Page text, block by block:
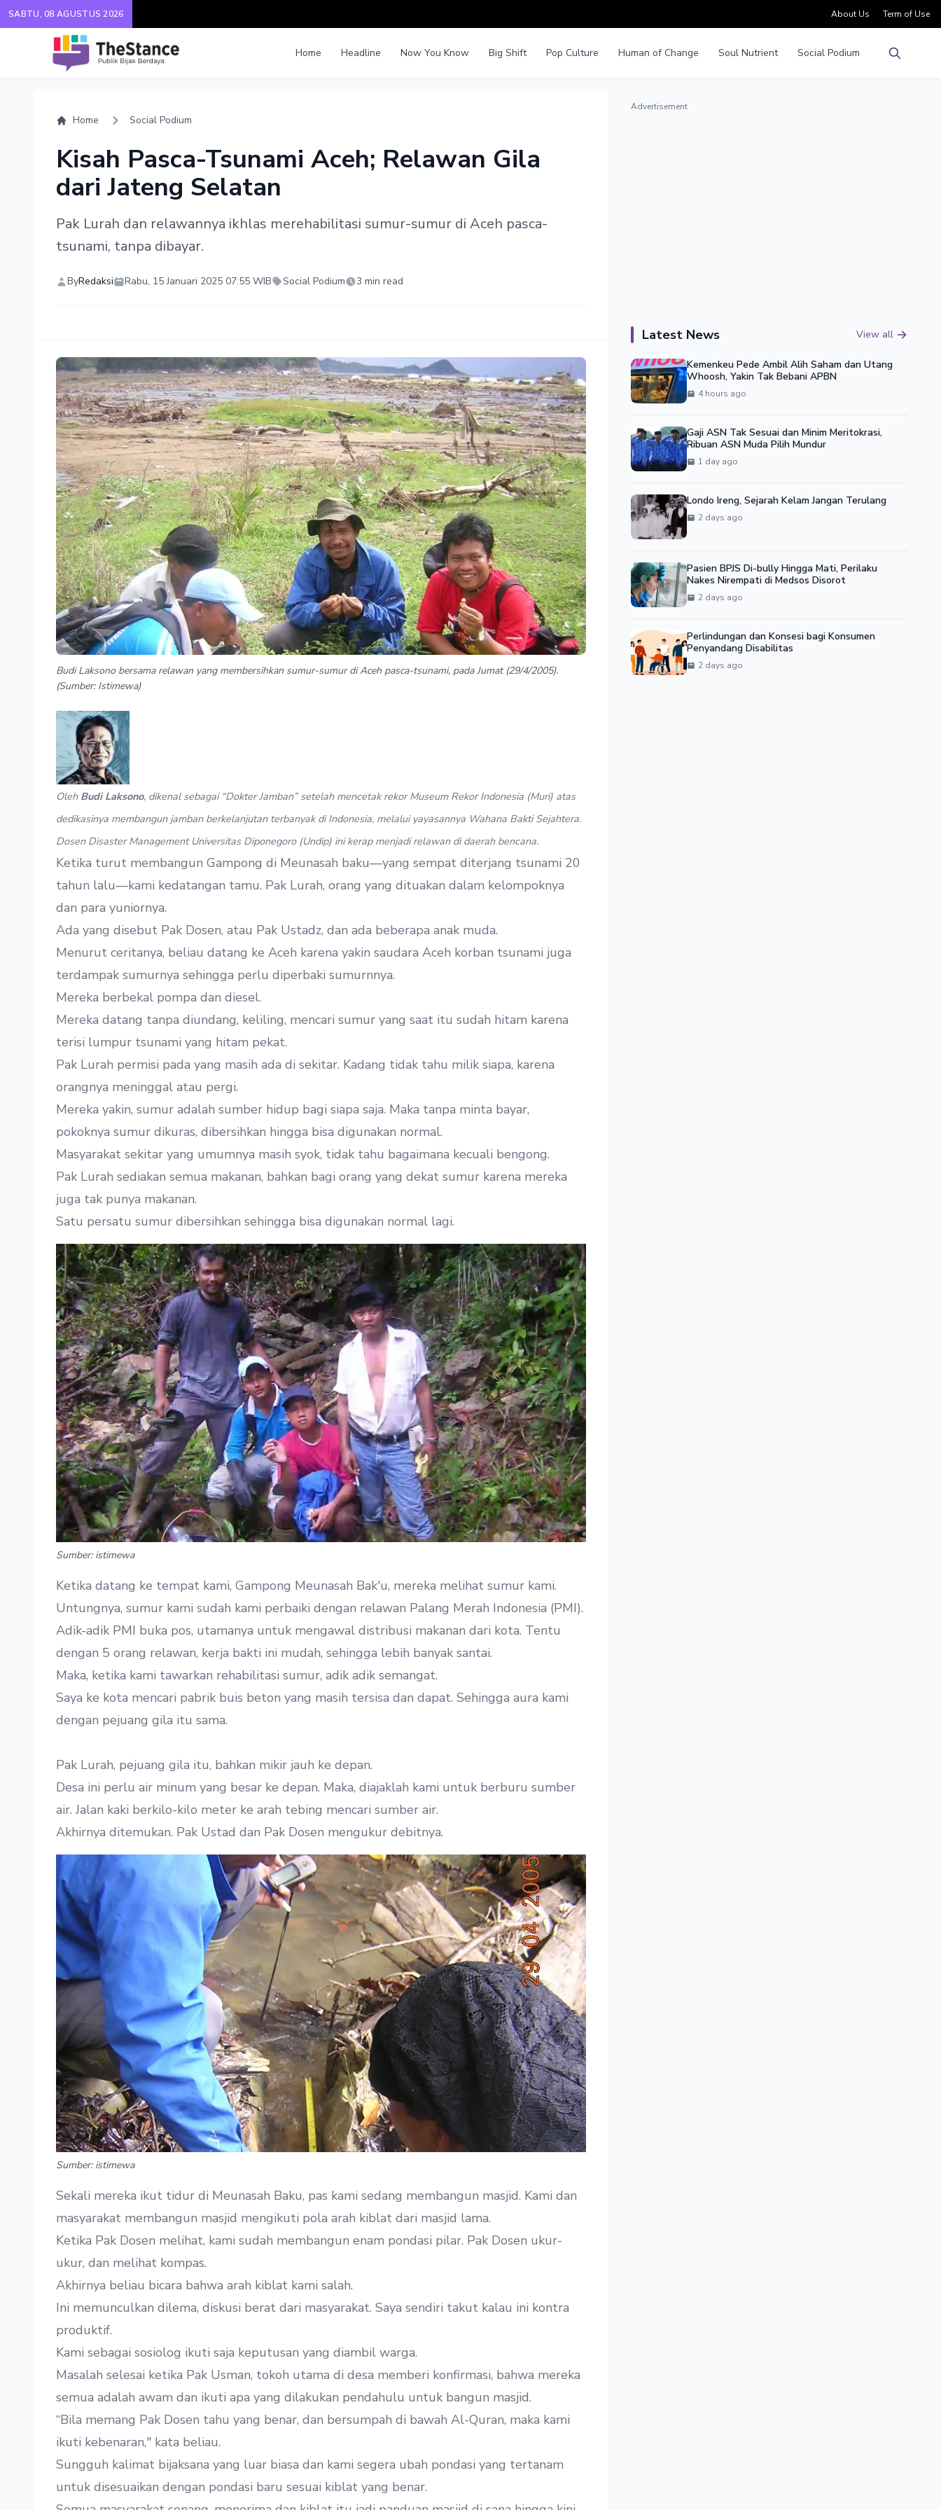
SABTU, 08 AGUSTUS 2026 About Us Term of Use
Home Headline Now You Know Big Shift Pop Culture Human of Change Soul Nutrient
Social Podium
Home Social Podium
Kisah Pasca-Tsunami Aceh; Relawan Gila
dari Jateng Selatan
Pak Lurah dan relawannya ikhlas merehabilitasi sumur-sumur di Aceh pasca-
tsunami, tanpa dibayar.
ByRedaksi Rabu, 15 Januari 2025 07:55 WIB Social Podium 3 min read
Budi Laksono bersama relawan yang membersihkan sumur-sumur di Aceh pasca-tsunami, pada Jumat (29/4/2005).
(Sumber: Istimewa)
Oleh Budi Laksono, dikenal sebagai “Dokter Jamban” setelah mencetak rekor Museum Rekor Indonesia (Muri) atas
dedikasinya membangun jamban berkelanjutan terbanyak di Indonesia, melalui yayasannya Wahana Bakti Sejahtera.
Dosen Disaster Management Universitas Diponegoro (Undip) ini kerap menjadi relawan di daerah bencana.
Ketika turut membangun Gampong di Meunasah baku—yang sempat diterjang tsunami 20
tahun lalu—kami kedatangan tamu. Pak Lurah, orang yang dituakan dalam kelompoknya
dan para yuniornya.
Ada yang disebut Pak Dosen, atau Pak Ustadz, dan ada beberapa anak muda.
Menurut ceritanya, beliau datang ke Aceh karena yakin saudara Aceh korban tsunami juga
terdampak sumurnya sehingga perlu diperbaki sumurnnya.
Mereka berbekal pompa dan diesel.
Mereka datang tanpa diundang, keliling, mencari sumur yang saat itu sudah hitam karena
terisi lumpur tsunami yang hitam pekat.
Pak Lurah permisi pada yang masih ada di sekitar. Kadang tidak tahu milik siapa, karena
orangnya meninggal atau pergi.
Mereka yakin, sumur adalah sumber hidup bagi siapa saja. Maka tanpa minta bayar,
pokoknya sumur dikuras, dibersihkan hingga bisa digunakan normal.
Masyarakat sekitar yang umumnya masih syok, tidak tahu bagaimana kecuali bengong.
Pak Lurah sediakan semua makanan, bahkan bagi orang yang dekat sumur karena mereka
juga tak punya makanan.
Satu persatu sumur dibersihkan sehingga bisa digunakan normal lagi.
Sumber: istimewa
Ketika datang ke tempat kami, Gampong Meunasah Bak'u, mereka melihat sumur kami.
Untungnya, sumur kami sudah kami perbaiki dengan relawan Palang Merah Indonesia (PMI).
Adik-adik PMI buka pos, utamanya untuk mengawal distribusi makanan dari kota. Tentu
dengan 5 orang relawan, kerja bakti ini mudah, sehingga lebih banyak santai.
Maka, ketika kami tawarkan rehabilitasi sumur, adik adik semangat.
Saya ke kota mencari pabrik buis beton yang masih tersisa dan dapat. Sehingga aura kami
dengan pejuang gila itu sama.
Pak Lurah, pejuang gila itu, bahkan mikir jauh ke depan.
Desa ini perlu air minum yang besar ke depan. Maka, diajaklah kami untuk berburu sumber
air. Jalan kaki berkilo-kilo meter ke arah tebing mencari sumber air.
Akhirnya ditemukan. Pak Ustad dan Pak Dosen mengukur debitnya.
Sumber: istimewa
Sekali mereka ikut tidur di Meunasah Baku, pas kami sedang membangun masjid. Kami dan
masyarakat membangun masjid mengikuti pola arah kiblat dari masjid lama.
Ketika Pak Dosen melihat, kami sudah membangun enam pondasi pilar. Pak Dosen ukur-
ukur, dan melihat kompas.
Akhirnya beliau bicara bahwa arah kiblat kami salah.
Ini memunculkan dilema, diskusi berat dari masyarakat. Saya sendiri takut kalau ini kontra
produktif.
Kami sebagai sosiolog ikuti saja keputusan yang diambil warga.
Masalah selesai ketika Pak Usman, tokoh utama di desa memberi konfirmasi, bahwa mereka
semua adalah awam dan ikuti apa yang dilakukan pendahulu untuk bangun masjid.
“Bila memang Pak Dosen tahu yang benar, dan bersumpah di bawah Al-Quran, maka kami
ikuti kebenaran," kata beliau.
Sungguh kalimat bijaksana yang luar biasa dan kami segera ubah pondasi yang tertanam
untuk disesuaikan dengan pondasi baru sesuai kiblat yang benar.
Advertisement
Latest News View all
Kemenkeu Pede Ambil Alih Saham dan Utang
Whoosh, Yakin Tak Bebani APBN
4 hours ago
Gaji ASN Tak Sesuai dan Minim Meritokrasi,
Ribuan ASN Muda Pilih Mundur
1 day ago
Londo Ireng, Sejarah Kelam Jangan Terulang
2 days ago
Pasien BPJS Di-bully Hingga Mati, Perilaku
Nakes Nirempati di Medsos Disorot
2 days ago
Perlindungan dan Konsesi bagi Konsumen
Penyandang Disabilitas
2 days ago